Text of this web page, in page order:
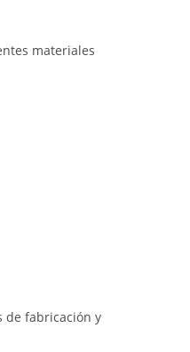
materiales
de fabricación y